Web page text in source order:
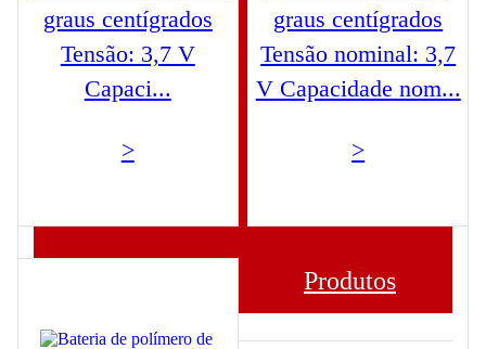
graus centígrados
Tensão: 3,7 V
Capaci...
>
graus centígrados
Tensão nominal: 3,7
V Capacidade nom...
>
Produtos